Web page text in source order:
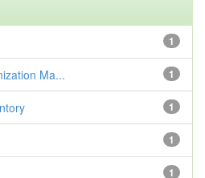
1
1
Ma...
1
1
1